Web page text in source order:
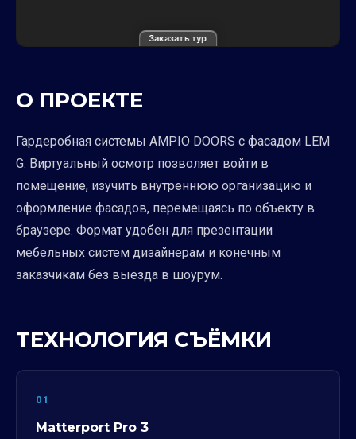
Заказать тур
О ПРОЕКТЕ
Гардеробная системы AMPIO DOORS с фасадом LEM
G. Виртуальный осмотр позволяет войти в
помещение, изучить внутреннюю организацию и
оформление фасадов, перемещаясь по объекту в
браузере. Формат удобен для презентации
мебельных систем дизайнерам и конечным
заказчикам без выезда в шоурум.
ТЕХНОЛОГИЯ СЪЁМКИ
01
Matterport Pro 3